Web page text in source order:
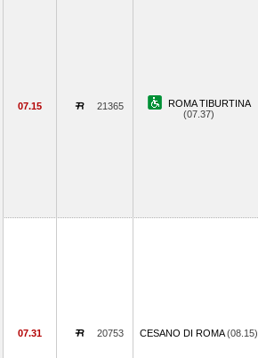
07.15 21365
ROMA TIBURTINA
(07.37)
07.31 20753 CESANO DI ROMA(08.15)